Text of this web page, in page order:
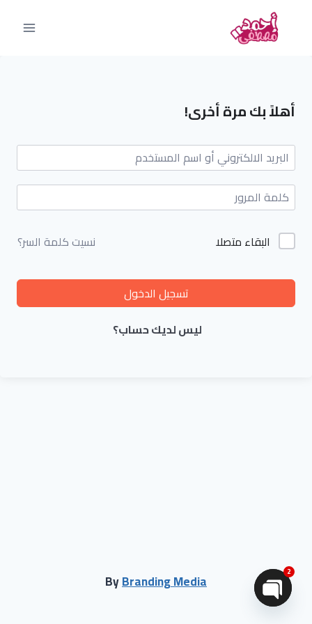
أهلاً بك مرة أخرى!
البقاء متصلا نسيت كلمة السر؟
تسجيل الدخول
ليس لديك حساب؟
ByBranding Media 2